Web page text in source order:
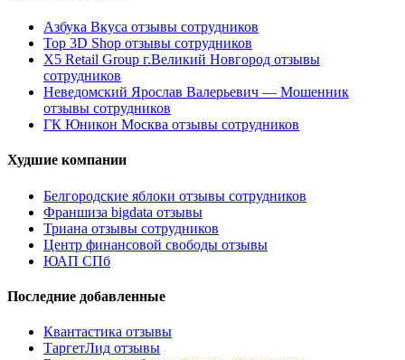
Азбука Вкуса отзывы сотрудников
Top 3D Shop отзывы сотрудников
X5 Retail Group г.Великий Новгород отзывы
сотрудников
Неведомский Ярослав Валерьевич — Мошенник
отзывы сотрудников
ГК Юникон Москва отзывы сотрудников
Худшие компании
Белгородские яблоки отзывы сотрудников
Франшиза bigdata отзывы
Триана отзывы сотрудников
Центр финансовой свободы отзывы
ЮАП СПб
Последние добавленные
Квантастика отзывы
ТаргетЛид отзывы